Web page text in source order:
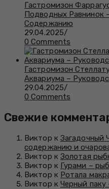
Гастромизон
Подводных Равнинок
Содержанию
29.04.2025/
0 Comments
Гастромизон
Аквариума –
29.04.2025/
0 Comments
Свежие
Виктор к Загадочный
содержанию и
Виктор к Золотая
Виктор к Гурами –
Виктор к Ротала
Виктор к Черный паку